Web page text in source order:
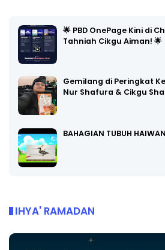
🌟 PBD OnePage Kini di
Tahniah Cikgu Aiman! 🌟
Gemilang di Peringkat
Nur Shafura & Cikgu
BAHAGIAN TUBUH HAIWAN
IHYA' RAMADAN